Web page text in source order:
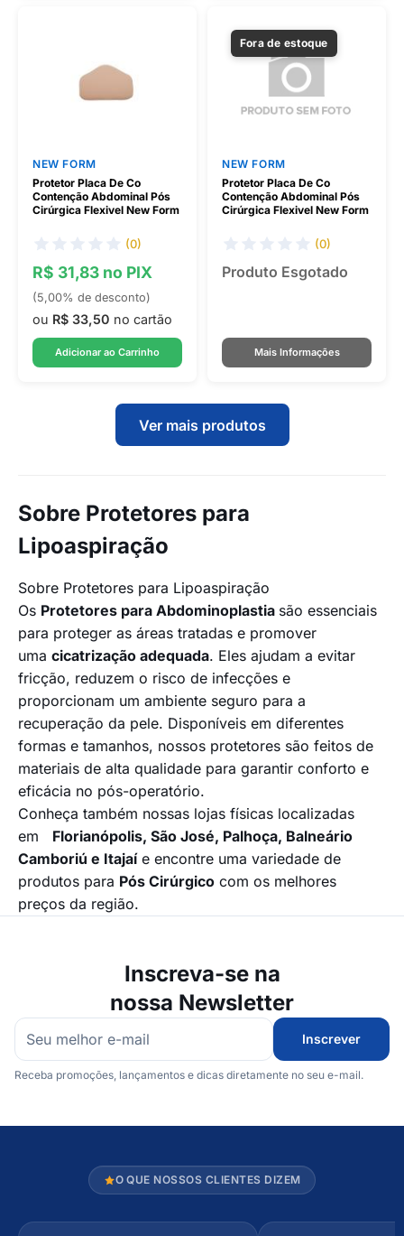
NEW FORM
Protetor Placa De Co
Contenção Abdominal Pós
Cirúrgica Flexivel New Form
(0)
R$ 31,83 no PIX
(5,00% de desconto)
ou R$ 33,50 no cartão
Adicionar ao Carrinho
Fora de estoque
NEW FORM
Protetor Placa De Co
Contenção Abdominal Pós
Cirúrgica Flexivel New Form
(0)
Produto Esgotado
Mais Informações
Ver mais produtos
Sobre Protetores para
Lipoaspiração
Sobre Protetores para Lipoaspiração
Os Protetores para Abdominoplastia são essenciais
para proteger as áreas tratadas e promover
uma cicatrização adequada. Eles ajudam a evitar
fricção, reduzem o risco de infecções e
proporcionam um ambiente seguro para a
recuperação da pele. Disponíveis em diferentes
formas e tamanhos, nossos protetores são feitos de
materiais de alta qualidade para garantir conforto e
eficácia no pós-operatório.
Conheça também nossas lojas físicas localizadas
em Florianópolis, São José, Palhoça, Balneário
Camboriú e Itajaíe encontre uma variedade de
produtos para Pós Cirúrgico com os melhores
preços da região.
Inscreva-se na
nossa Newsletter
Inscrever
Receba promoções, lançamentos e dicas diretamente no seu e-mail.
O QUE NOSSOS CLIENTES DIZEM